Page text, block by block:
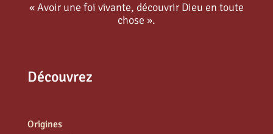
« Avoir une foi vivante, découvrir Dieu en toute
chose ».
Découvrez
Origines